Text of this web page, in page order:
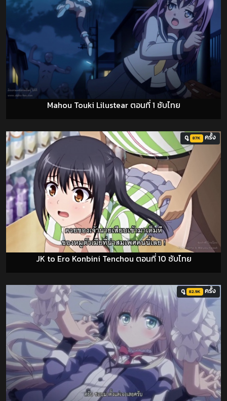
Mahou Touki Lilustear ตอนที่ 1 ซับไทย
JK to Ero Konbini Tenchou ตอนที่ 10 ซับไทย
ดู 87K ครั้ง
ดู 82.9K ครั้ง